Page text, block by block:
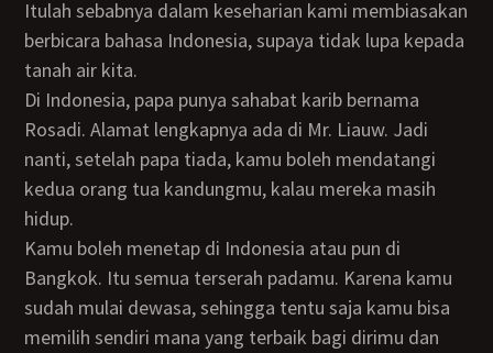
Itulah sebabnya dalam keseharian kami membiasakan
berbicara bahasa Indonesia, supaya tidak lupa kepada
tanah air kita.
Di Indonesia, papa punya sahabat karib bernama
Rosadi. Alamat lengkapnya ada di Mr. Liauw. Jadi
nanti, setelah papa tiada, kamu boleh mendatangi
kedua orang tua kandungmu, kalau mereka masih
hidup.
Kamu boleh menetap di Indonesia atau pun di
Bangkok. Itu semua terserah padamu. Karena kamu
sudah mulai dewasa, sehingga tentu saja kamu bisa
memilih sendiri mana yang terbaik bagi dirimu dan